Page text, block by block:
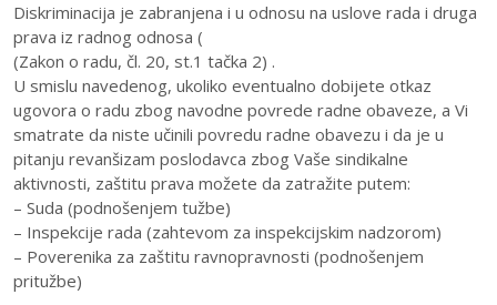
Diskriminacija je zabranjena i u odnosu na uslove rada i druga
prava iz radnog odnosa (
(Zakon o radu, čl. 20, st.1 tačka 2) .
U smislu navedenog, ukoliko eventualno dobijete otkaz
ugovora o radu zbog navodne povrede radne obaveze, a Vi
smatrate da niste učinili povredu radne obavezu i da je u
pitanju revanšizam poslodavca zbog Vaše sindikalne
aktivnosti, zaštitu prava možete da zatražite putem:
– Suda (podnošenjem tužbe)
– Inspekcije rada (zahtevom za inspekcijskim nadzorom)
– Poverenika za zaštitu ravnopravnosti (podnošenjem
pritužbe)